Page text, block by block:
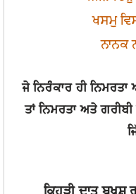
ਖਸਮੁ
ਨਾਨਕ
ਜੇ ਨਿਰੰਕਾਰ ਹੀ
ਤਾਂ ਨਿਮਰਤਾ ਅਤੇ